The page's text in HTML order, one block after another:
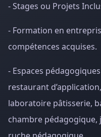
- Stages ou Projets
- Formation en
compétences acquises.
- Espaces
restaurant
laboratoire pâtisserie,
chambre